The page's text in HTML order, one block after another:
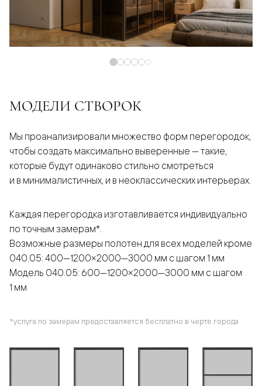
МОДЕЛИ СТВОРОК
Мы проанализировали множество форм перегородок,
чтобы создать максимально выверенные — такие,
которые будут одинаково стильно смотреться
и в минималистичных, и в неоклассических интерьерах.
Каждая перегородка изготавливается индивидуально
по точным замерам*.
Возможные размеры полотен для всех моделей кроме
040.05: 400—1200×2000—3000 мм с шагом 1 мм
Модель 040.05: 600—1200×2000—3000 мм с шагом
1 мм
*услуга по замерам предоставляется бесплатно в черте города